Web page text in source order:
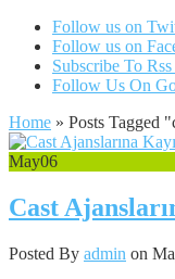
Follow us on
Follow us on
Subscribe To Rss
Follow Us On
Home » Posts Tagged "
May06
Cast
Posted By admin on